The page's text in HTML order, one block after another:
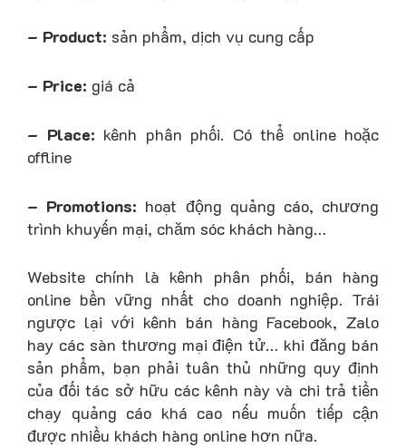
– Product: sản phẩm, dịch vụ cung cấp
– Price: giá cả
– Place: kênh phân phối. Có thể online hoặc
offline
– Promotions: hoạt động quảng cáo, chương
trình khuyến mại, chăm sóc khách hàng…
Website chính là kênh phân phối, bán hàng
online bền vững nhất cho doanh nghiệp. Trái
ngược lại với kênh bán hàng Facebook, Zalo
hay các sàn thương mại điện tử… khi đăng bán
sản phẩm, bạn phải tuân thủ những quy định
của đối tác sở hữu các kênh này và chi trả tiền
chạy quảng cáo khá cao nếu muốn tiếp cận
được nhiều khách hàng online hơn nữa.